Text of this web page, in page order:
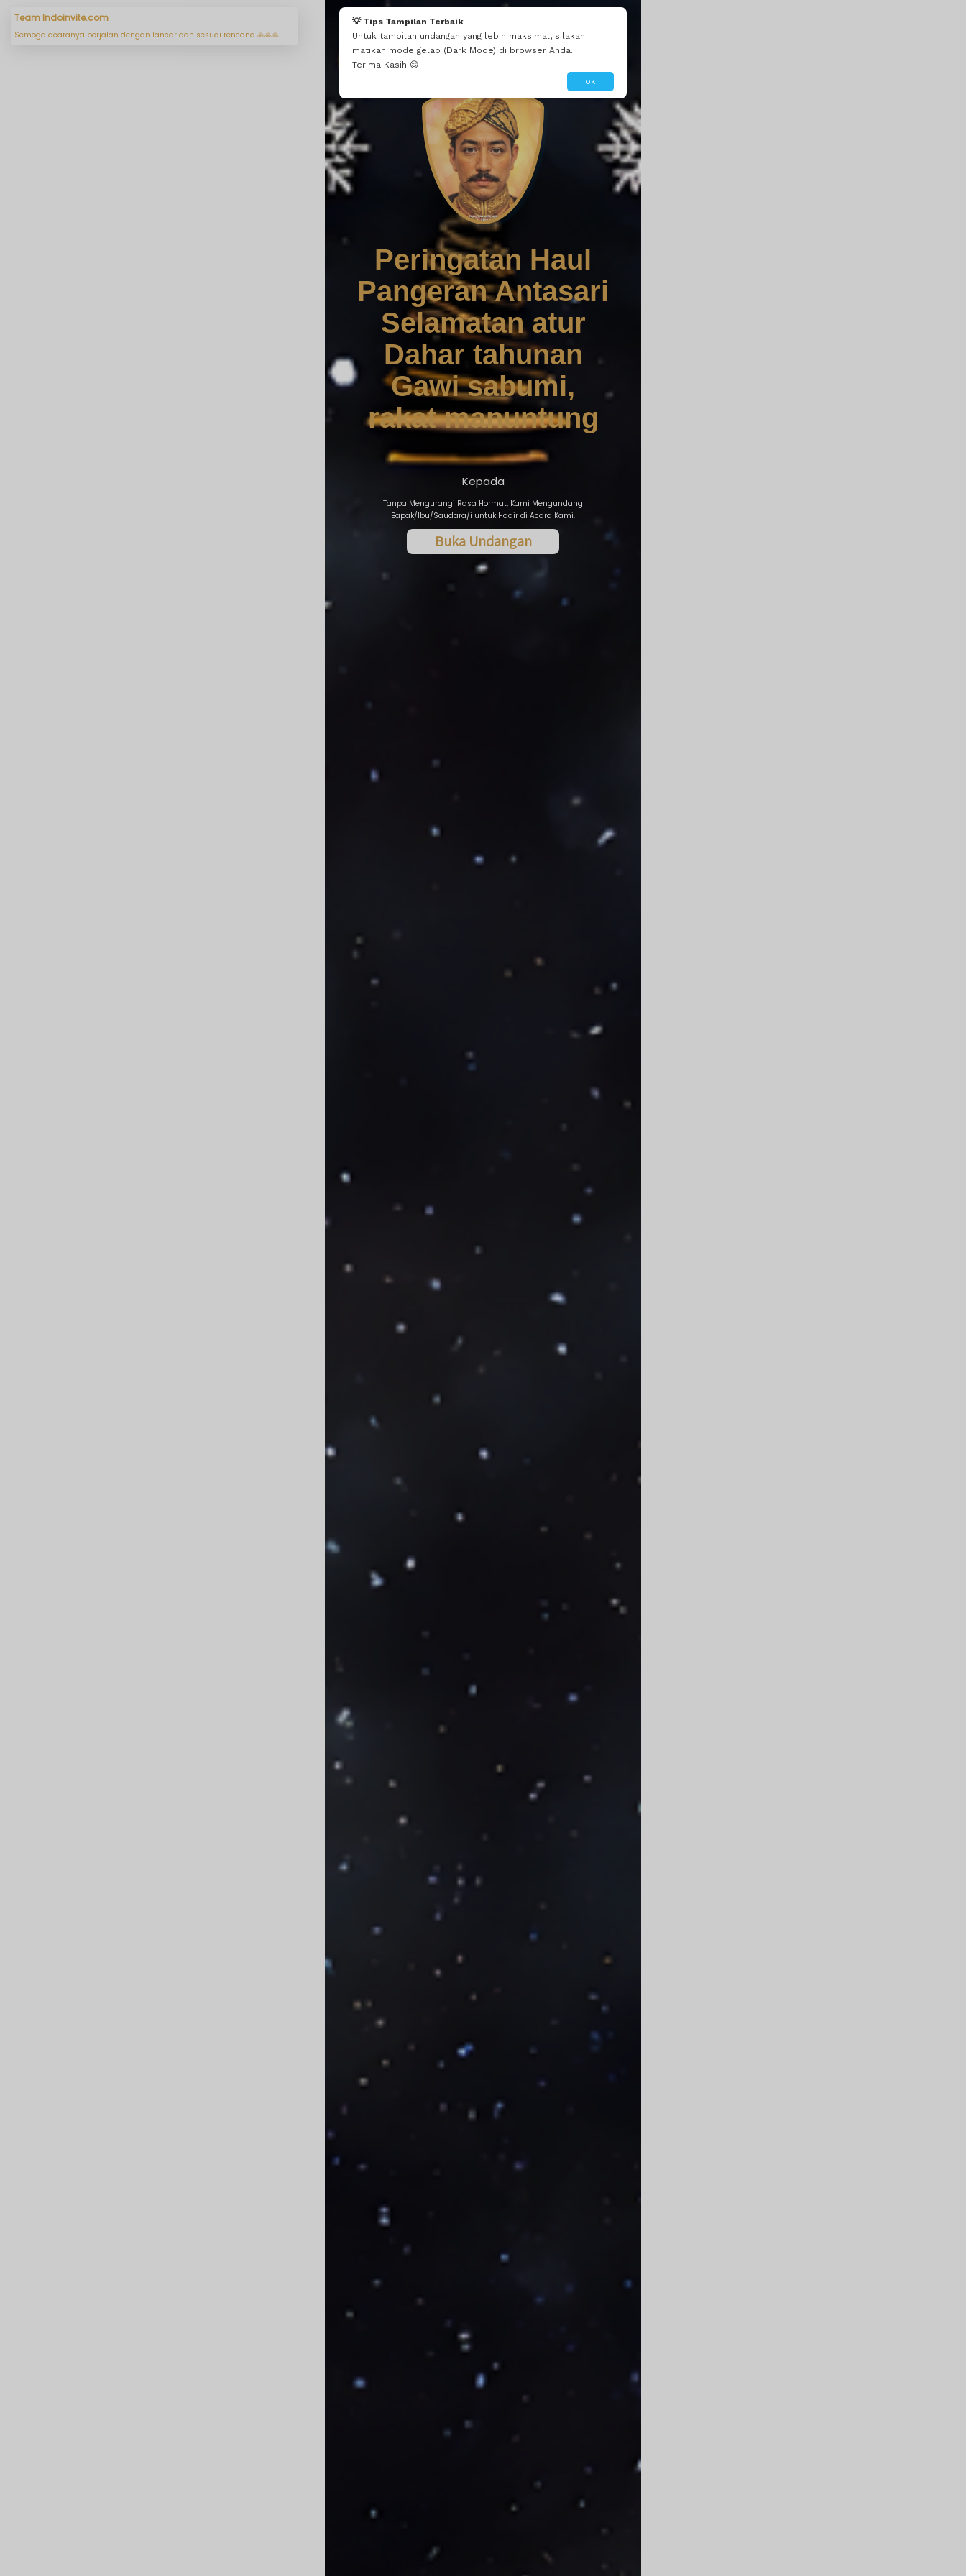
💡 Tips Tampilan Terbaik
Untuk tampilan undangan yang lebih maksimal, silakan
matikan mode gelap (Dark Mode) di browser Anda.
Terima Kasih 😊
OK
Dengan mengirim konfirmasi kehadiran, Pemilik Acara dapat mengetahui
status kehadiran masing-masing tamu
Peringatan Haul
Pangeran Antasari
Selamatan atur
Dahar tahunan
Gawi sabumi,
rakat manuntung
Kepada
Tanpa Mengurangi Rasa Hormat, Kami Mengundang
Bapak/Ibu/Saudara/i untuk Hadir di Acara Kami.
Buka Undangan
Peringatan Haul
Pangeran Antasari
Selamatan atur
Dahar tahunan
Gawi sabumi,
rakat manuntung
0 0 0 0
Save To Calendar
berjalan dengan lancar dan sesuai rencana 🙏🙏🙏